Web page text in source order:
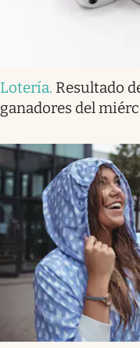
Lotería. Resultado
ganadores del